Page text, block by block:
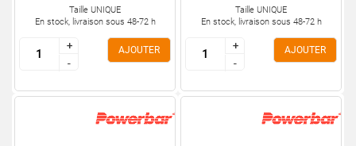
Taille UNIQUE
En stock, livraison sous 48-72 h
+
-
+
-
AJOUTER
Taille UNIQUE
En stock, livraison sous 48-72 h
+
-
+
-
AJOUTER